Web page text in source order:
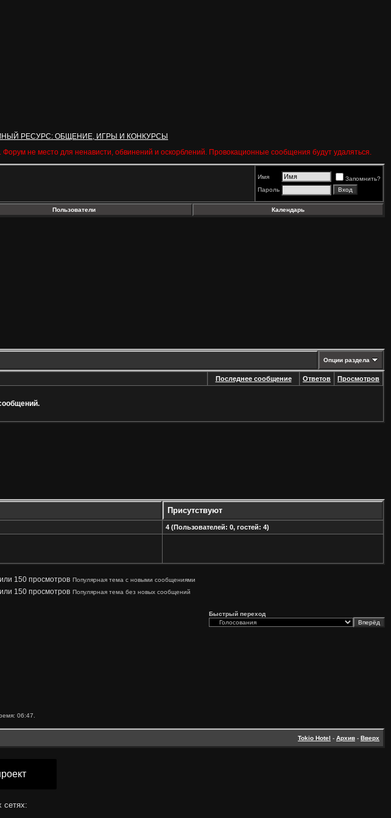
РЕСУРС: ОБЩЕНИЕ, ИГРЫ И КОНКУРСЫ
не место для ненависти, обвинений и оскорблений. Провокационные сообщения будут удаляться.
Имя
Запомнить?
Пароль
Пользователи Календарь
Опции раздела
Последнее сообщение Ответов Просмотров
Присутствуют
4 (Пользователей: 0, гостей: 4)
Популярная тема с новыми сообщениями
Популярная тема без новых сообщений
Быстрый переход
06:47
Tokio Hotel - Архив - Вверх
сетях: